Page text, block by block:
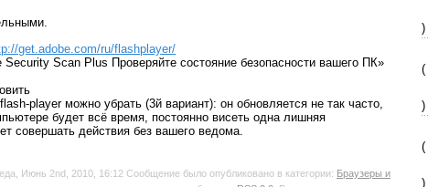
get.adobe.com/ru/flashplayer/
Scan Plus Проверяйте состояние безопасности вашего ПК»
player можно убрать (3й вариант): он обновляется не так часто,
будет всё время, постоянно висеть одна лишняя
совершать действия без вашего ведома.
Июнь 2nd, 2010, 16:12 Сообщение было опубликовано в категории: Браузеры и
)
(
)
(
)